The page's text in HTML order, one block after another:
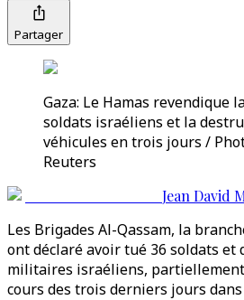
Partager
Gaza: Le Hamas revendique
soldats israéliens et la
véhicules en trois jours /
Reuters
Jean David
Les Brigades Al-Qassam, la
ont déclaré avoir tué 36 soldats et
militaires israéliens,
cours des trois derniers jours dans